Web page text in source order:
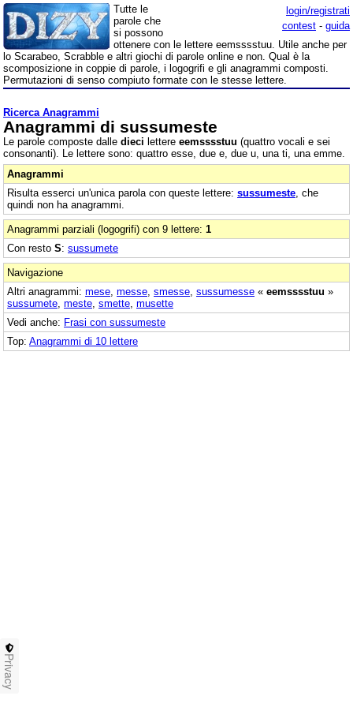
login/registrati
contest - guida
Tutte le
parole che
si possono
ottenere con le lettere eemsssstuu. Utile anche per
lo Scarabeo, Scrabble e altri giochi di parole online e non. Qual è la
scomposizione in coppie di parole, i logogrifi e gli anagrammi composti.
Permutazioni di senso compiuto formate con le stesse lettere.
Ricerca Anagrammi
Anagrammi di sussumeste
Le parole composte dalle dieci lettere eemsssstuu (quattro vocali e sei
consonanti). Le lettere sono: quattro esse, due e, due u, una ti, una emme.
Anagrammi
Risulta esserci un'unica parola con queste lettere: sussumeste , che
quindi non ha anagrammi.
Anagrammi parziali (logogrifi) con 9 lettere: 1
Con resto S: sussumete
Navigazione
Altri anagrammi: mese messe smesse sussumesse « eemsssstuu »
sussumete meste smette musette
Vedi anche: Frasi con sussumeste
Top: Anagrammi di 10 lettere
Privacy